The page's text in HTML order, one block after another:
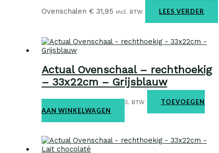
Ovenschalen€ 31,95 incl. BTW LEES VERDER
Actual Ovenschaal – rechthoekig
– 33x22cm – Grijsblauw
Ovenschalen€38,95 incl. BTW
TOEVOEGEN
AAN WINKELWAGEN